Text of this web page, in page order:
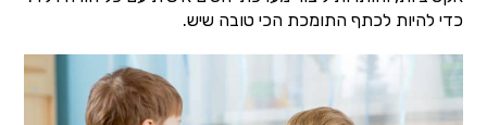
כדי להיות לכתף התומכת הכי טובה שיש.